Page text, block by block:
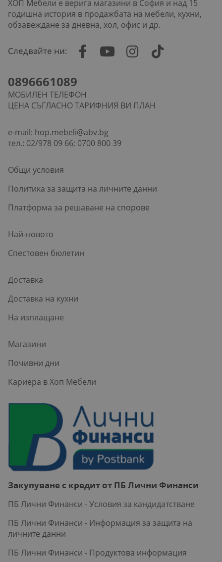
ХОП Мебели е верига магазини в София и над 15
годишна история в продажбата на мебели, кухни,
обзавеждане за дневна, хол, офис и др.
Следвайте ни:
0896661089
МОБИЛЕН ТЕЛЕФОН
ЦЕНА СЪГЛАСНО ТАРИФНИЯ ВИ ПЛАН
e-mail: hop.mebeli@abv.bg
тел.: 02/978 09 66; 0700 800 39
Общи условия
Политика за защита на личните данни
Платформа за решаване на спорове
Най-новото
Спестовен бюлетин
Доставка
Доставка на кухни
На изплащане
Магазини
Почивни дни
Кариера в Хоп Мебели
Закупуване с кредит от ПБ Лични Финанси
ПБ Лични Финанси - Условия за кандидатстване
ПБ Лични Финанси - Информация за защита на
личните данни
ПБ Лични Финанси - Продуктова информация